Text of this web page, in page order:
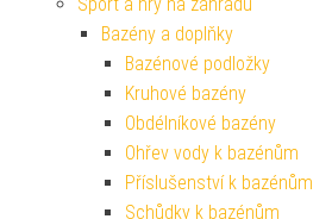
Bazény a doplňky
Bazénové podložky
Kruhové bazény
Obdélníkové bazény
Ohřev vody k bazénům
Příslušenství k bazénům
Schůdky k bazénům